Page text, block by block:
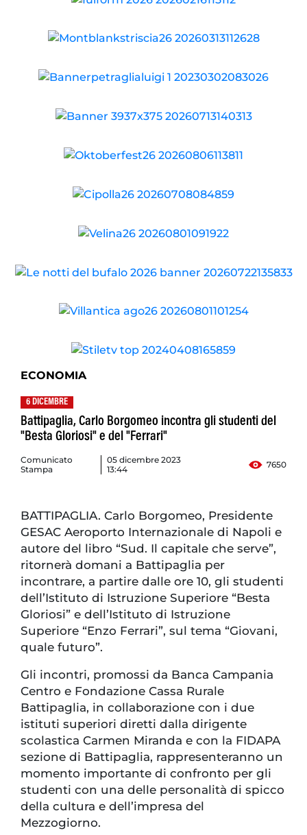
ECONOMIA
6 DICEMBRE
Battipaglia, Carlo Borgomeo incontra gli studenti del
"Besta Gloriosi" e del "Ferrari"
Comunicato
Stampa
05 dicembre 2023
13:44
7650
BATTIPAGLIA. Carlo Borgomeo, Presidente
GESAC Aeroporto Internazionale di Napoli e
autore del libro “Sud. Il capitale che serve”,
ritornerà domani a Battipaglia per
incontrare, a partire dalle ore 10, gli studenti
dell’Istituto di Istruzione Superiore “Besta
Gloriosi” e dell’Istituto di Istruzione
Superiore “Enzo Ferrari”, sul tema “Giovani,
quale futuro”.
Gli incontri, promossi da Banca Campania
Centro e Fondazione Cassa Rurale
Battipaglia, in collaborazione con i due
istituti superiori diretti dalla dirigente
scolastica Carmen Miranda e con la FIDAPA
sezione di Battipaglia, rappresenteranno un
momento importante di confronto per gli
studenti con una delle personalità di spicco
della cultura e dell’impresa del
Mezzogiorno.